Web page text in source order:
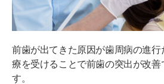
前歯が出てきた原因が歯周病の進
療を受けることで前歯の突出が改善
す。